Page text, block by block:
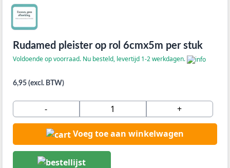
Rudamed pleister op rol 6cmx5m per stuk
Voldoende op voorraad. Nu besteld, levertijd 1-2 werkdagen.
6,95 (excl. BTW)
- +
Voeg toe aan winkelwagen